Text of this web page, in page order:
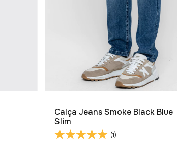
Calça Jeans Smoke Black Blue
Slim
(1)